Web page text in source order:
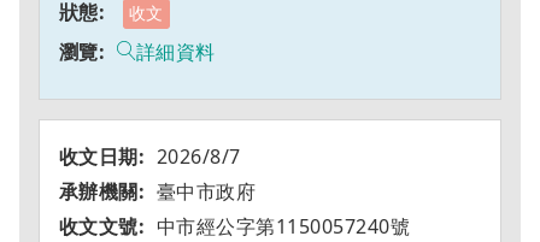
收文
詳細資料
2026/8/7
臺中市政府
中市經公字第1150057240號